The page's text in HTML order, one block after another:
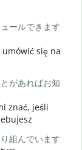
ールできます
umówić się na
があればお知
znać, jeśli
組んでいます